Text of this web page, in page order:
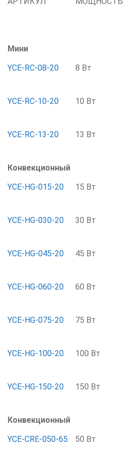
Мини
YCE-RC-08-20
8 Вт
YCE-RC-10-20 10 Вт
YCE-RC-13-20 13 Вт
Конвекционный
YCE-HG-015-20
15 Вт
YCE-HG-030-20 30 Вт
YCE-HG-045-20 45 Вт
YCE-HG-060-20 60 Вт
YCE-HG-075-20 75 Вт
YCE-HG-100-20 100 Вт
YCE-HG-150-20 150 Вт
Конвекционный
YCE-CRE-050-65
50 Вт